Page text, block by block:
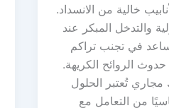
خالية من الانسداد.
والتدخل المبكر عند
في تجنب تراكم
الروائح الكريهة.
مجاري تُعتبر الحلول
من التعامل مع